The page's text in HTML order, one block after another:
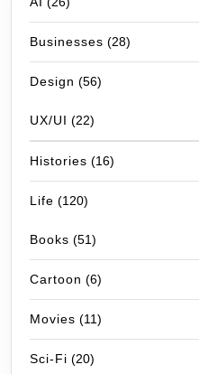
Businesses (28)
Design (56)
UX/UI (22)
Histories (16)
Life (120)
Books (51)
Cartoon (6)
Movies (11)
Sci-Fi (20)